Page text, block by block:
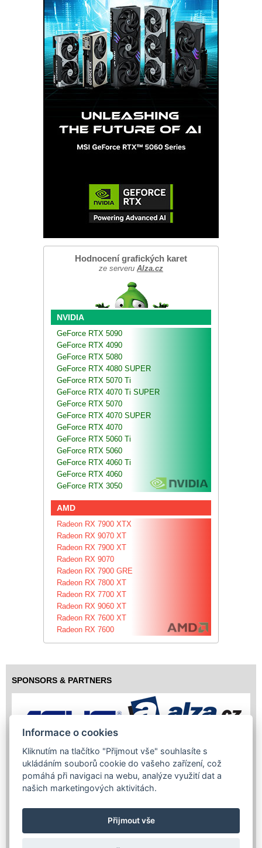
Hodnocení grafických karet
ze serveru Alza.cz
NVIDIA
GeForce RTX 5090
GeForce RTX 4090
GeForce RTX 5080
GeForce RTX 4080 SUPER
GeForce RTX 5070 Ti
GeForce RTX 4070 Ti SUPER
GeForce RTX 5070
GeForce RTX 4070 SUPER
GeForce RTX 4070
GeForce RTX 5060 Ti
GeForce RTX 5060
GeForce RTX 4060 Ti
GeForce RTX 4060
GeForce RTX 3050
AMD
Radeon RX 7900 XTX
Radeon RX 9070 XT
Radeon RX 7900 XT
Radeon RX 9070
Radeon RX 7900 GRE
Radeon RX 7800 XT
Radeon RX 7700 XT
Radeon RX 9060 XT
Radeon RX 7600 XT
Radeon RX 7600
SPONSORS & PARTNERS
Informace o cookies
Kliknutím na tlačítko "Přijmout vše" souhlasíte s
ukládáním souborů cookie do vašeho zařízení, což
pomáhá při navigaci na webu, analýze využití dat a
našich marketingových aktivitách.
Přijmout vše